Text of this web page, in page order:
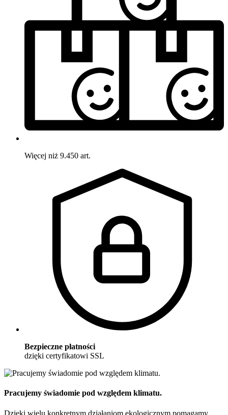
Więcej niż 9.450 art.
Bezpieczne płatności
dzięki certyfikatowi SSL
Pracujemy świadomie pod względem klimatu.
Dzięki wielu konkretnym działaniom ekologicznym pomagamy